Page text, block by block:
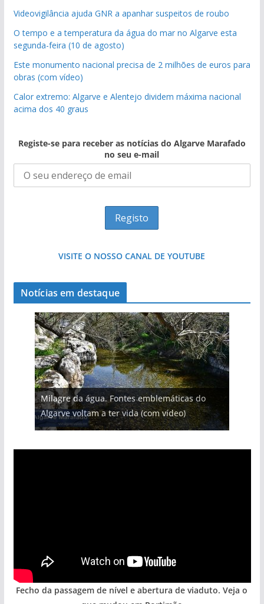
Videovigilância ajuda GNR a apanhar suspeitos de roubo
O tempo e a temperatura da água do mar no Algarve esta
segunda-feira (10 de agosto)
Este monumento nacional precisa de 2 milhões de euros para
obras (com vídeo)
Calor extremo: Algarve e Alentejo dividem máxima nacional
acima dos 40 graus
Registe-se para receber as notícias do Algarve Marafado
no seu e-mail
VISITE O NOSSO CANAL DE YOUTUBE
Notícias em destaque
Milagre da água. Fontes emblemáticas do
Algarve voltam a ter vida (com vídeo)
Tempestades roubam areia de praias e põem
arribas em risco no Algarve (com vídeo)
Foto do dia: uma cidade algarvia que cresceu
entre redes e fábricas
Projeto milionário: investimento de 108
milhões de euros na construção de dois
hotéis (com vídeo)
Tapas do mar a 3 euros cada. Nova rota
gastronómica nasce no Algarve
Fecho da passagem de nível e abertura de viaduto. Veja o